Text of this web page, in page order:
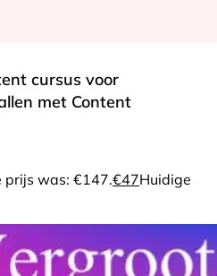
cursus voor
met Content
prijs was: €147.€47Huidige